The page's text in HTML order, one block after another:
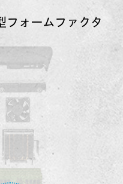
フォームファクタ